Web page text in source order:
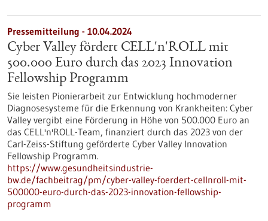
Pressemitteilung - 10.04.2024
Cyber Valley fördert CELL'n'ROLL mit
500.000 Euro durch das 2023 Innovation
Fellowship Programm
Sie leisten Pionierarbeit zur Entwicklung hochmoderner
Diagnosesysteme für die Erkennung von Krankheiten: Cyber
Valley vergibt eine Förderung in Höhe von 500.000 Euro an
das CELL'n'ROLL-Team, finanziert durch das 2023 von der
Carl-Zeiss-Stiftung geförderte Cyber Valley Innovation
Fellowship Programm.
https://www.gesundheitsindustrie-
bw.de/fachbeitrag/pm/cyber-valley-foerdert-cellnroll-mit-
500000-euro-durch-das-2023-innovation-fellowship-
programm